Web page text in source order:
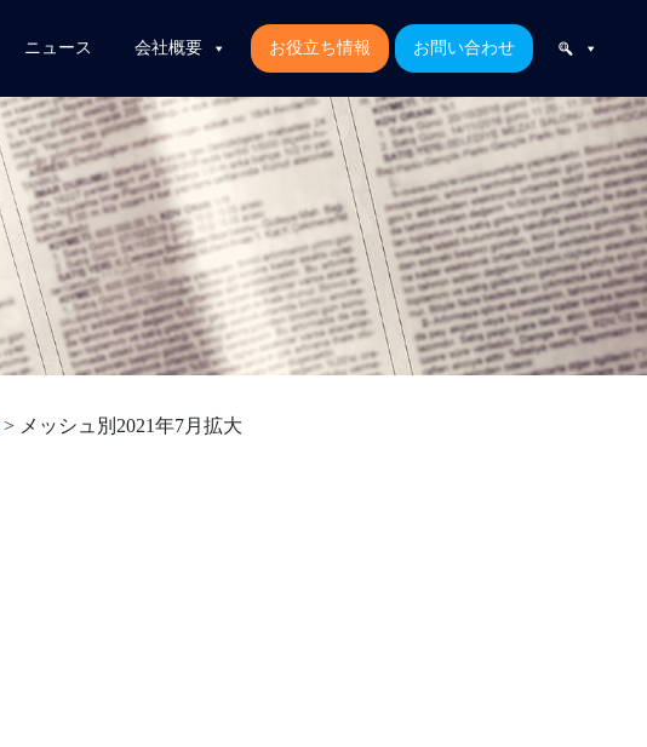
ニュース 会社概要 お役立ち情報 お問い合わせ
> メッシュ別2021年7月拡大